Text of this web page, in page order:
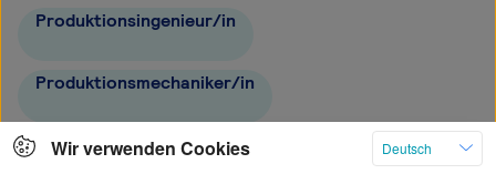
Produktionsingenieur/in
Produktionsmechaniker/in
Produktions-Koordinator/in
Wir verwenden Cookies
Deutsch